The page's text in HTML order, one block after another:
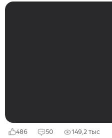
486 50 149,2 тыс